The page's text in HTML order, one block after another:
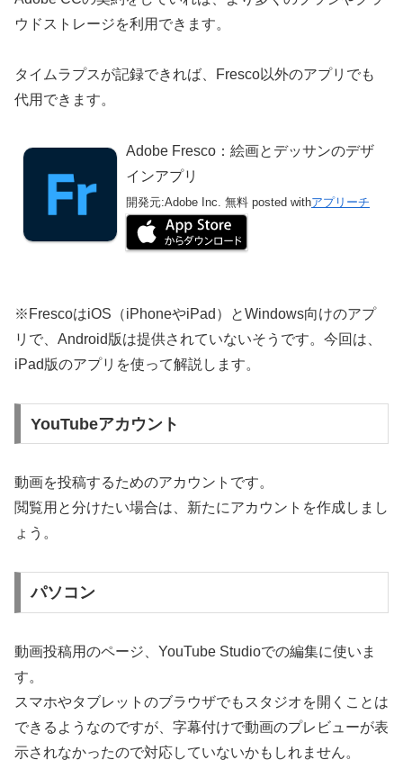
ウドストレージを利用できます。
タイムラプスが記録できれば、Fresco以外のアプリでも
代用できます。
Adobe Fresco：絵画とデッサンのデザ
インアプリ
開発元:Adobe Inc. 無料 posted withアプリーチ
※FrescoはiOS（iPhoneやiPad）とWindows向けのアプ
リで、Android版は提供されていないそうです。今回は、
iPad版のアプリを使って解説します。
YouTubeアカウント
動画を投稿するためのアカウントです。
閲覧用と分けたい場合は、新たにアカウントを作成しまし
ょう。
パソコン
動画投稿用のページ、YouTube Studioでの編集に使いま
す。
スマホやタブレットのブラウザでもスタジオを開くことは
できるようなのですが、字幕付けで動画のプレビューが表
示されなかったので対応していないかもしれません。